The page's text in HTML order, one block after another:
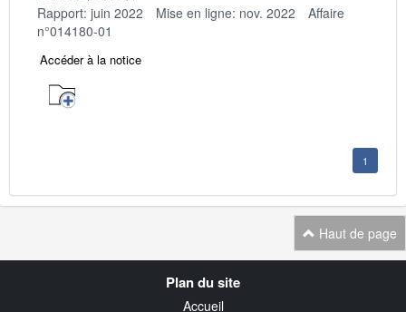
Rapport: juin 2022 Mise en ligne: nov. 2022
Affaire
n°014180-01
Accéder à la notice
1
Haut de page
Plan du site
Accueil